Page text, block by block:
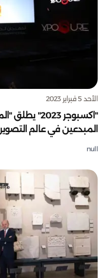
الأحد 5 فبراير 2023
المبدعين في عالم التصوير
null